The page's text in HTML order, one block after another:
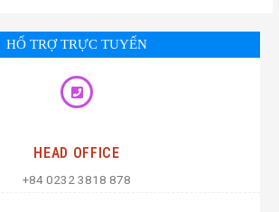
HỔ TRỢ TRỰC TUYẾN
HEAD OFFICE
+84 0232 3818 878